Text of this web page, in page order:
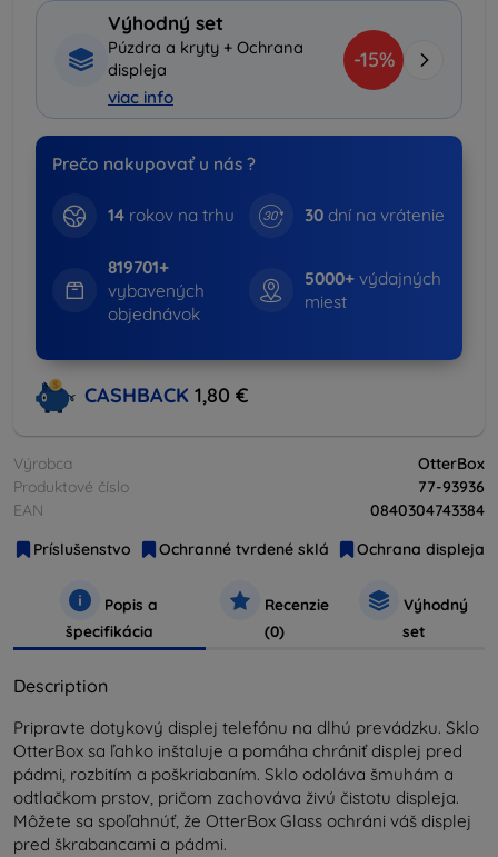
Výhodný set
Púzdra a kryty + Ochrana
displeja
viac info
-15%
Prečo nakupovať u nás ?
14rokov na trhu 30 dní na vrátenie
819701+
vybavených
objednávok
5000+ výdajných
miest
CASHBACK 1,80 €
Výrobca
OtterBox
Produktové číslo
77-93936
EAN
0840304743384
Príslušenstvo
Ochranné tvrdené sklá Ochrana displeja
Popis a
špecifikácia
Recenzie
(0)
Výhodný
set
Description
Pripravte dotykový displej telefónu na dlhú prevádzku. Sklo
OtterBox sa ľahko inštaluje a pomáha chrániť displej pred
pádmi, rozbitím a poškriabaním. Sklo odoláva šmuhám a
odtlačkom prstov, pričom zachováva živú čistotu displeja.
Môžete sa spoľahnúť, že OtterBox Glass ochráni váš displej
pred škrabancami a pádmi.